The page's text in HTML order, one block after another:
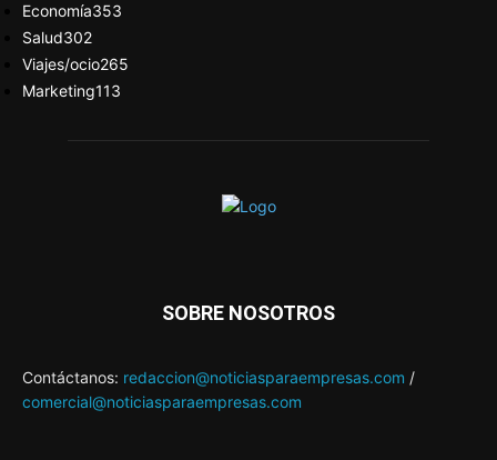
Economía353
Salud302
Viajes/ocio265
Marketing113
SOBRE NOSOTROS
Contáctanos: redaccion@noticiasparaempresas.com /
comercial@noticiasparaempresas.com